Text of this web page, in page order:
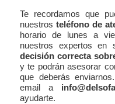
Te recordamos que
nuestrosteléfono de
horario de lunes a
nuestros expertos
decisión correcta
y te podrán asesorar
que deberás
email a
ayudarte.